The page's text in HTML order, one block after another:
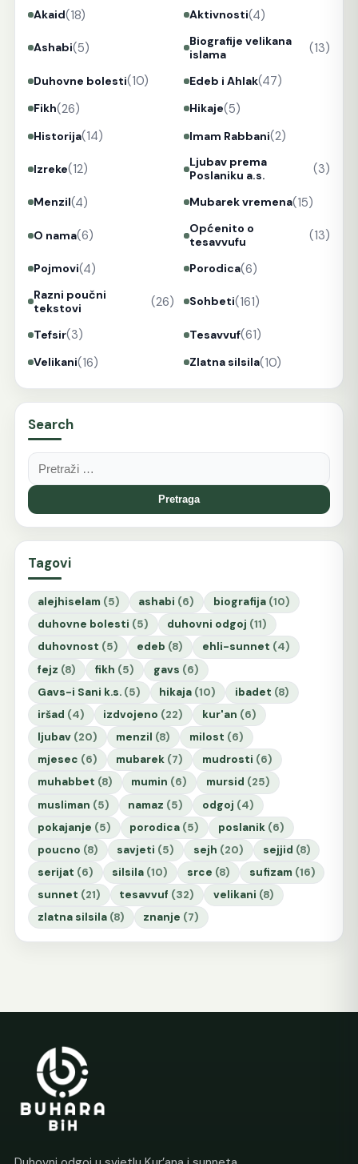
Akaid(18) Aktivnosti(4)
Ashabi(5)
Biografije velikana
islama
(13)
Duhovne bolesti(10) Edeb i Ahlak(47)
Fikh(26) Hikaje(5)
Historija(14) Imam Rabbani(2)
Izreke(12)
Ljubav prema
Poslaniku a.s.
(3)
Menzil(4) Mubarek vremena(15)
O nama(6)
Općenito o
tesavvufu
(13)
Pojmovi(4) Porodica(6)
Razni poučni
tekstovi
(26) Sohbeti(161)
Tefsir(3) Tesavvuf(61)
Velikani(16) Zlatna silsila(10)
Search
Pretraga:
Tagovi
alejhiselam (5) ashabi (6) biografija (10)
duhovne bolesti (5) duhovni odgoj (11)
duhovnost (5) edeb (8) ehli-sunnet (4)
fejz (8) fikh (5) gavs (6)
Gavs-i Sani k.s. (5) hikaja (10) ibadet (8)
iršad (4) izdvojeno (22) kur'an (6)
ljubav (20) menzil (8) milost (6)
mjesec (6) mubarek (7) mudrosti (6)
muhabbet (8) mumin (6) mursid (25)
musliman (5) namaz (5) odgoj (4)
pokajanje (5) porodica (5) poslanik (6)
poucno (8) savjeti (5) sejh (20) sejjid (8)
serijat (6) silsila (10) srce (8) sufizam (16)
sunnet (21) tesavvuf (32) velikani (8)
zlatna silsila (8) znanje (7)